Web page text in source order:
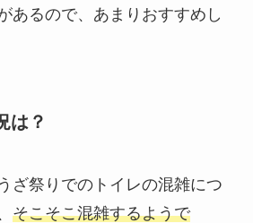
あるので、あまりおすすめし
は？
ざ祭りでのトイレの混雑につ
そこそこ混雑するようで